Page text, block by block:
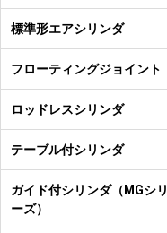
標準形エアシリンダ
フローティングジョイント
ロッドレスシリンダ
テーブル付シリンダ
ガイド付シリンダ（MGシリ
ーズ）